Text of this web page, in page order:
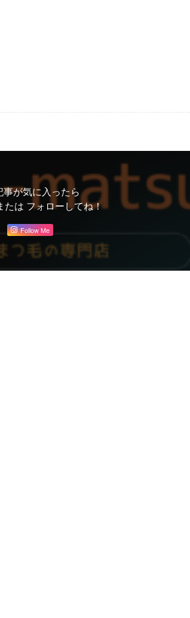
事が気に入ったら
たは フォローしてね！
Follow Me